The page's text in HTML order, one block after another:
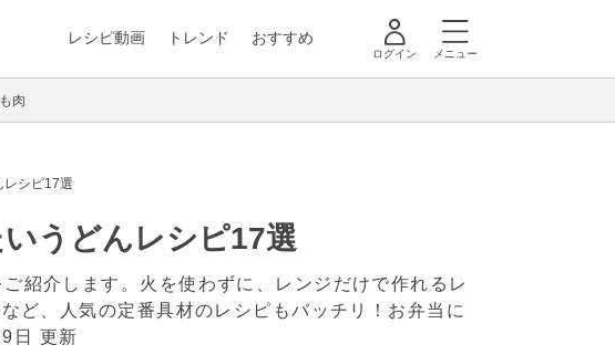
レシピ動画 トレンド おすすめ
ログイン メニュー
肉
レシピ17選
うどんレシピ17選
紹介します。火を使わずに、レンジだけで作れるレ
ど、人気の定番具材のレシピもバッチリ！お弁当に
日 更新